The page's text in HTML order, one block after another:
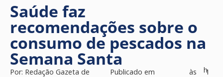
Saúde faz
recomendações sobre o
consumo de pescados na
Semana Santa
Por: Redação Gazeta de
Publicado em
às
h1